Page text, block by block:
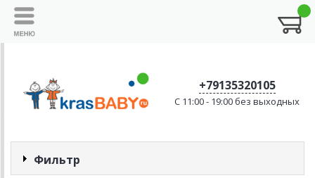
+79135320105
C 11:00 - 19:00 без выходных
Фильтр